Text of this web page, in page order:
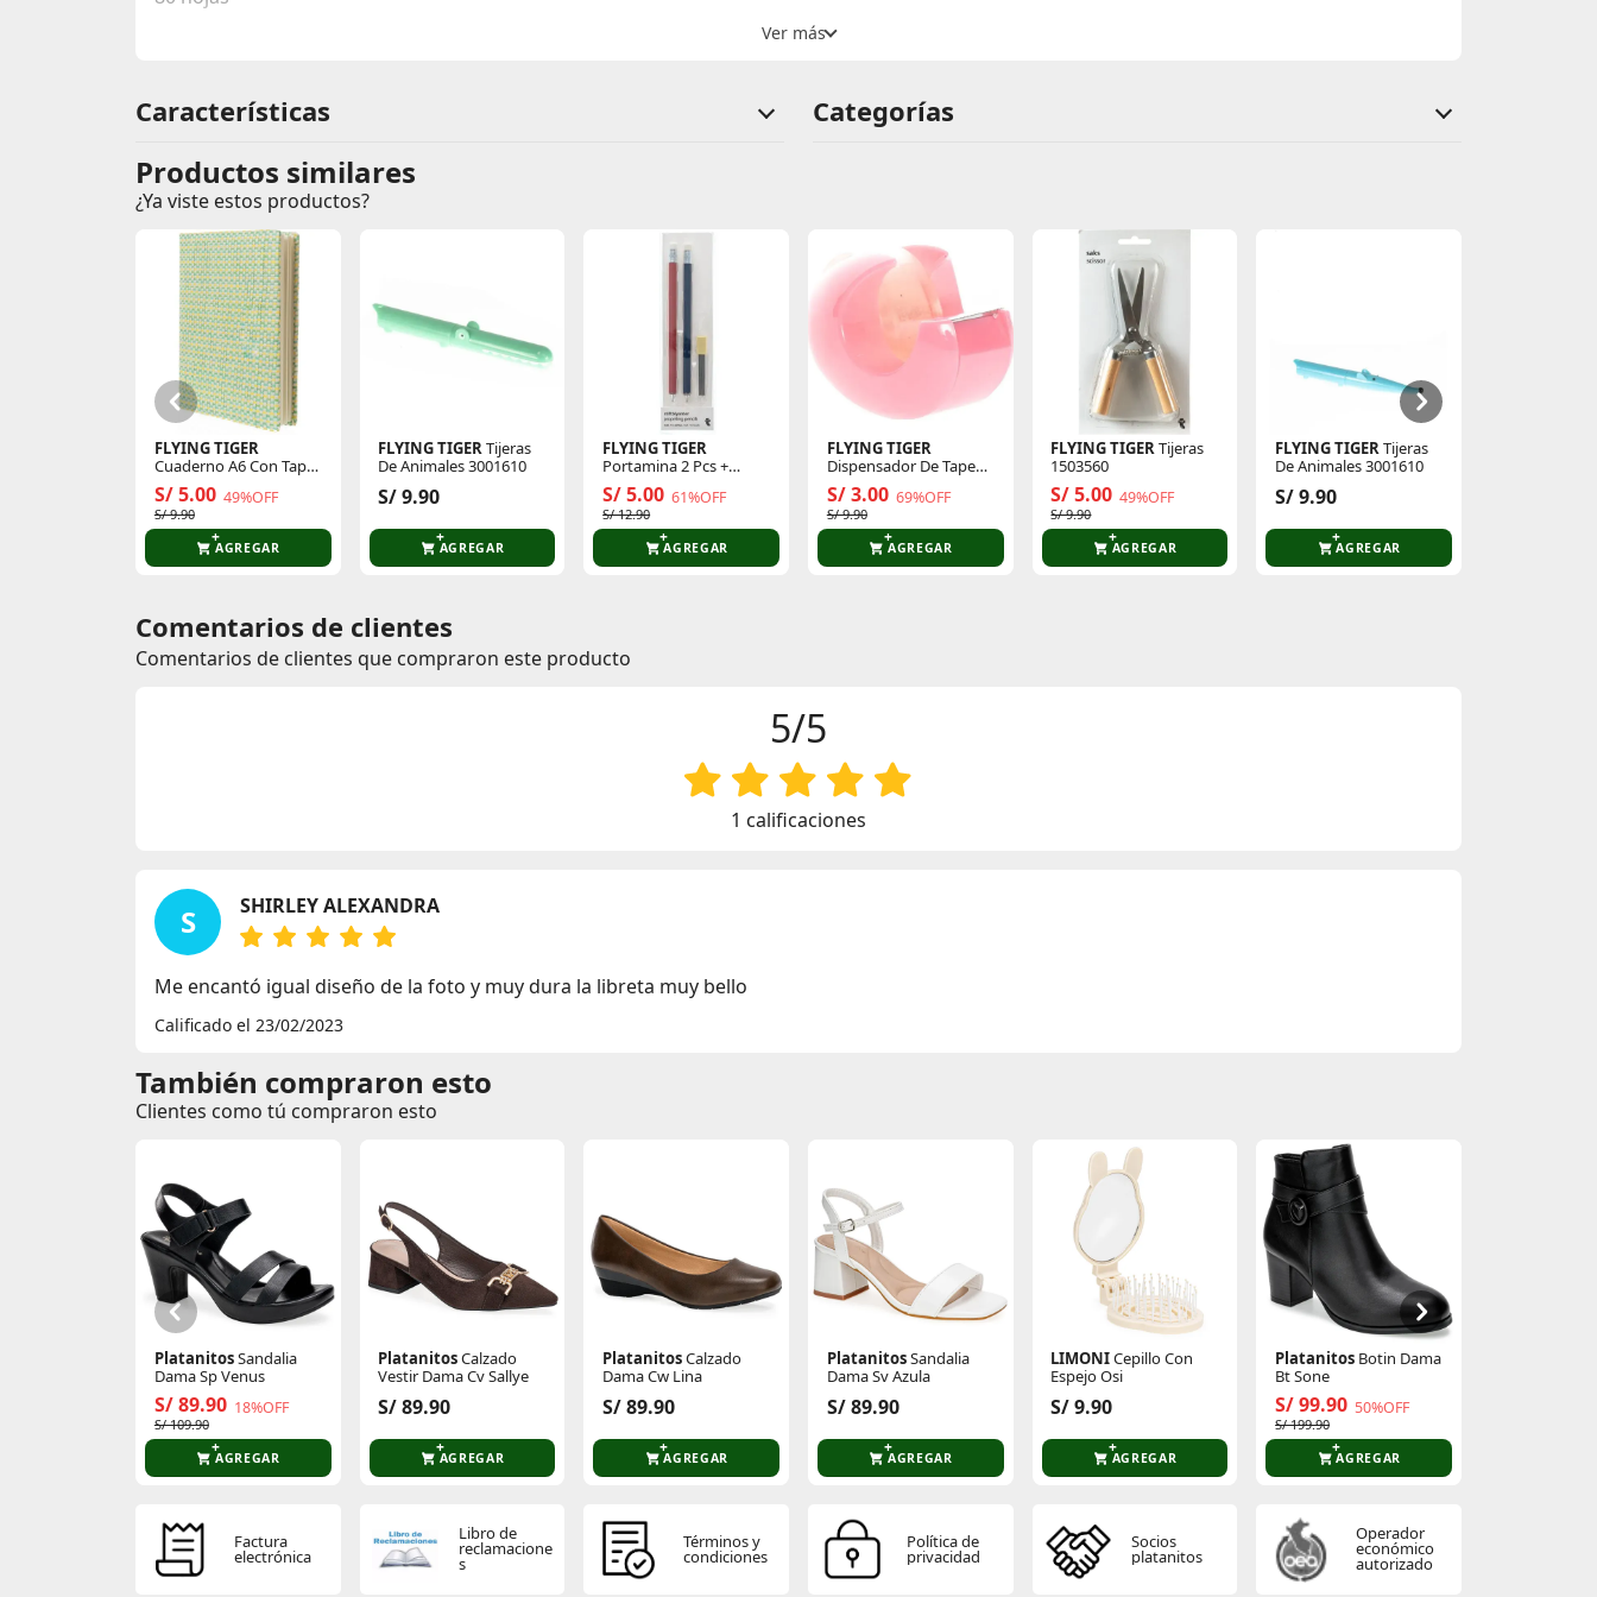
Características Categorías
Productos similares
¿Ya viste estos productos?
FLYING TIGER
Cuaderno A6 Con Tapa
De Paja 3022223
S/ 5.00 49%OFF
S/ 9.90
AGREGAR
FLYING TIGERTijeras
De Animales 3001610
S/ 9.90
AGREGAR
FLYING TIGER
Portamina 2 Pcs +
Minas 1503553
S/ 5.00 61%OFF
S/ 12.90
AGREGAR
FLYING TIGER
Dispensador De Tape
1503246
S/ 3.00 69%OFF
S/ 9.90
AGREGAR
FLYING TIGERTijeras
1503560
S/ 5.00 49%OFF
S/ 9.90
AGREGAR
FLYING TIGERTijeras
De Animales 3001610
S/ 9.90
AGREGAR
Comentarios de clientes
Comentarios de clientes que compraron este producto
5/5
1 calificaciones
S SHIRLEY ALEXANDRA
Me encantó igual diseño de la foto y muy dura la libreta muy bello
Calificado el 23/02/2023
También compraron esto
Clientes como tú compraron esto
PlatanitosSandalia
Dama Sp Venus
S/ 89.90 18%OFF
S/ 109.90
AGREGAR
PlatanitosCalzado
Vestir Dama Cv Sallye
S/ 89.90
AGREGAR
PlatanitosCalzado
Dama Cw Lina
S/ 89.90
AGREGAR
PlatanitosSandalia
Dama Sv Azula
S/ 89.90
AGREGAR
LIMONICepillo Con
Espejo Osi
S/ 9.90
AGREGAR
Platanitos Botin Dama
Bt Sone
S/ 99.90 50%OFF
S/ 199.90
AGREGAR
Factura
electrónica
Libro de
reclamacione
s
Términos y
condiciones
Política de
privacidad
Socios
platanitos
Operador
económico
autorizado